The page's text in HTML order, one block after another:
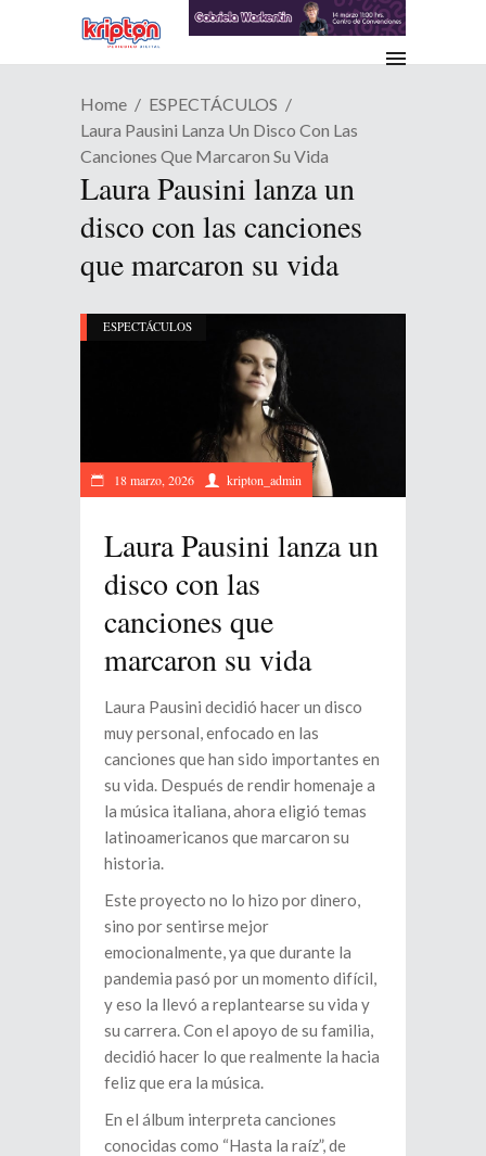
Home
ESPECTÁCULOS
Laura Pausini Lanza Un Disco Con Las
Canciones Que Marcaron Su Vida
Laura Pausini lanza un
disco con las canciones
que marcaron su vida
ESPECTÁCULOS
18 marzo, 2026 kripton_admin
Laura Pausini lanza un
disco con las
canciones que
marcaron su vida
Laura Pausini decidió hacer un disco
muy personal, enfocado en las
canciones que han sido importantes en
su vida. Después de rendir homenaje a
la música italiana, ahora eligió temas
latinoamericanos que marcaron su
historia.
Este proyecto no lo hizo por dinero,
sino por sentirse mejor
emocionalmente, ya que durante la
pandemia pasó por un momento difícil,
y eso la llevó a replantearse su vida y
su carrera. Con el apoyo de su familia,
decidió hacer lo que realmente la hacia
feliz que era la música.
En el álbum interpreta canciones
conocidas como “Hasta la raíz”, de